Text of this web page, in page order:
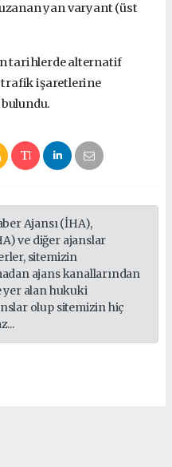
yan varyant (üst
tarihlerde alternatif
trafik işaretlerine
Ajansı (İHA),
ve diğer ajanslar
sitemizin
ajans kanallarından
yer alan hukuki
olup sitemizin hiç